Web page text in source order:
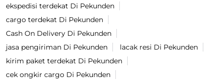
ekspedisi terdekat Di Pekunden
cargo terdekat Di Pekunden
Cash On Delivery Di Pekunden
jasa pengiriman Di Pekunden
lacak resi Di Pekunden
kirim paket terdekat Di Pekunden
cek ongkir cargo Di Pekunden